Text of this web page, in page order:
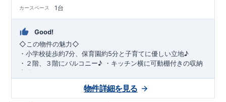
カースペース 1台
Good!
◇ この物件の魅力◇
・小学校徒歩約7分、保育園約5分と子育てに優しい立地♪
・２階、３階にバルコニー♪ ・キッチン横に可動棚付きの収納
完備。
相模線「上溝」駅徒歩19分 ◇ロケーション
物件詳細を見る